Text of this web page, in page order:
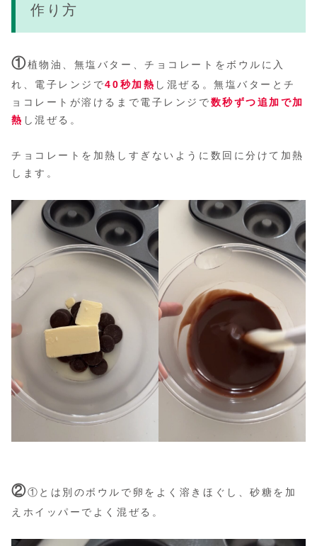
作り方
①植物油、無塩バター、チョコレートをボウルに入
れ、電子レンジで40秒加熱 し混ぜる。無塩バターとチ
ョコレートが溶けるまで電子レンジで数秒ずつ追加で加
熱 し混ぜる。
チョコレートを加熱しすぎないように数回に分けて加熱
します。
②①とは別のボウルで卵をよく溶きほぐし、砂糖を加
えホイッパーでよく混ぜる。